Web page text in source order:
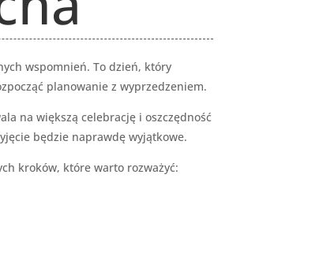
wspomnień. To dzień, który
planowanie z wyprzedzeniem.
na większą celebrację i oszczędność
będzie naprawdę wyjątkowe.
kroków, które warto rozważyć: